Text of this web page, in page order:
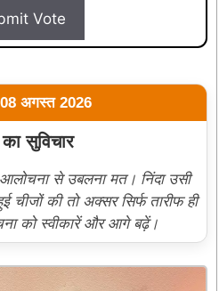
Vote
08 अगस्त 2026
सुविचार
से उबलना मत। निंदा उसी
चीजों की तो अक्सर सिर्फ तारीफ ही
को स्वीकारें और आगे बढ़ें।